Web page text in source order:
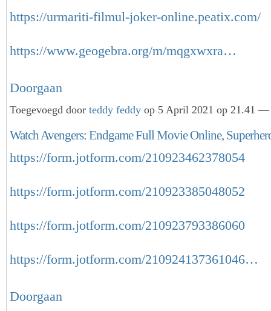
https://urmariti-filmul-joker-online.peatix.com/
https://www.geogebra.org/m/mqgxwxra…
Doorgaan
Toegevoegd door teddy feddy op 5 April 2021 op 21.41 —
Watch Avengers: Endgame Full Movie Online,
https://form.jotform.com/210923462378054
https://form.jotform.com/210923385048052
https://form.jotform.com/210923793386060
https://form.jotform.com/210924137361046…
Doorgaan